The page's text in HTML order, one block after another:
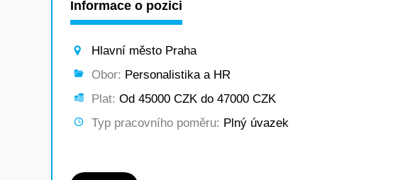
Informace o pozici
Hlavní město Praha
Obor: Personalistika a HR
Plat: Od 45000 CZK do 47000 CZK
Typ pracovního poměru: Plný úvazek